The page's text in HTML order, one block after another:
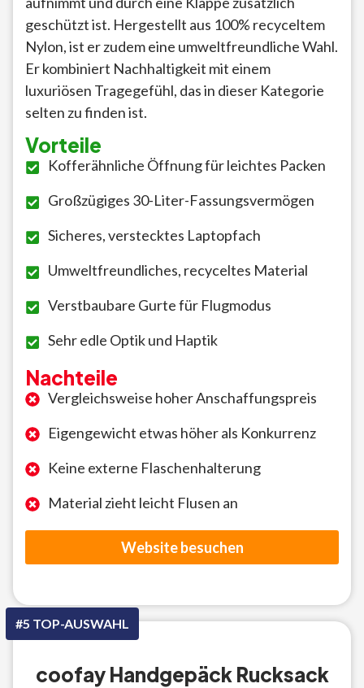
geschützt ist. Hergestellt aus 100% recyceltem
Nylon, ist er zudem eine umweltfreundliche Wahl.
Er kombiniert Nachhaltigkeit mit einem
luxuriösen Tragegefühl, das in dieser Kategorie
selten zu finden ist.
Vorteile
Kofferähnliche Öffnung für leichtes Packen
Großzügiges 30-Liter-Fassungsvermögen
Sicheres, verstecktes Laptopfach
Umweltfreundliches, recyceltes Material
Verstbaubare Gurte für Flugmodus
Sehr edle Optik und Haptik
Nachteile
Vergleichsweise hoher Anschaffungspreis
Eigengewicht etwas höher als Konkurrenz
Keine externe Flaschenhalterung
Material zieht leicht Flusen an
Website besuchen
#5 TOP-AUSWAHL
coofay Handgepäck Rucksack